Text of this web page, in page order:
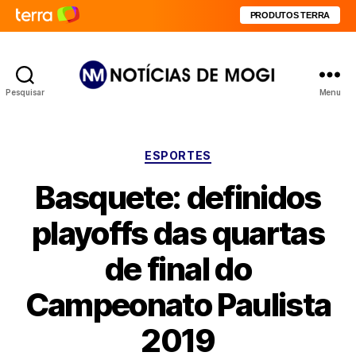
PRODUTOS TERRA
Pesquisar Menu
Categorias
ESPORTES
Basquete: definidos
playoffs das quartas
de final do
Campeonato Paulista
2019